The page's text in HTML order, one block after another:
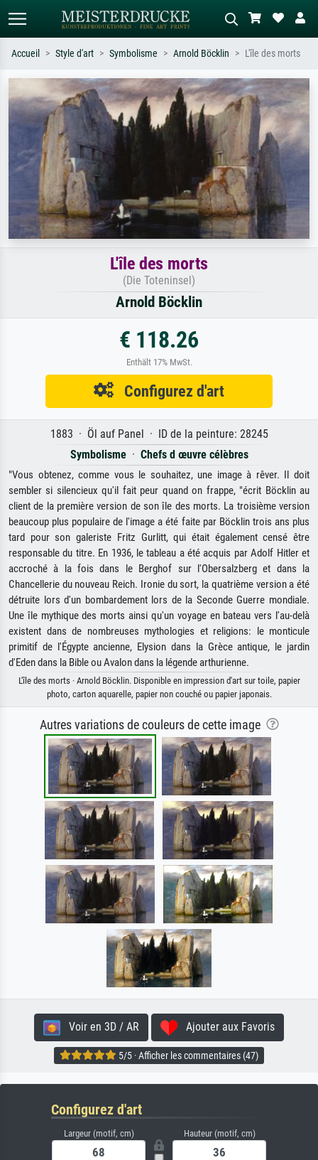
Recherche standard Recherche d'images IA
Recherchez par artiste, titre ou style –
ex. Monet, Nuit étoilée,
impressionnisme, vague de Hokusai,
nu.
Décrivez la scène – ex. prairie verte,
abstrait avec beaucoup de rouge,
tableau sombre, nu debout près d'un
arbre.
Accueil Style d'art Symbolisme Arnold Böcklin L'île des morts
L'île des morts
(Die Toteninsel)
Arnold Böcklin
€ 118.26
Enthält 17% MwSt.
Configurez d'art
1883 · Öl auf Panel · ID de la peinture: 28245
Symbolisme· Chefs d œuvre célèbres
"Vous obtenez, comme vous le souhaitez, une image à rêver. Il doit
sembler si silencieux qu'il fait peur quand on frappe, "écrit Böcklin au
client de la première version de son île des morts. La troisième version
beaucoup plus populaire de l'image a été faite par Böcklin trois ans plus
tard pour son galeriste Fritz Gurlitt, qui était également censé être
responsable du titre. En 1936, le tableau a été acquis par Adolf Hitler et
accroché à la fois dans le Berghof sur l'Obersalzberg et dans la
Chancellerie du nouveau Reich. Ironie du sort, la quatrième version a été
détruite lors d'un bombardement lors de la Seconde Guerre mondiale.
Une île mythique des morts ainsi qu'un voyage en bateau vers l'au-delà
existent dans de nombreuses mythologies et religions: le monticule
primitif de l'Égypte ancienne, Elysion dans la Grèce antique, le jardin
d'Eden dans la Bible ou Avalon dans la légende arthurienne.
L'île des morts · Arnold Böcklin. Disponible en impression d'art sur toile, papier
photo, carton aquarelle, papier non couché ou papier japonais.
Autres variations de couleurs de cette image
Voir en 3D / AR Ajouter aux Favoris
5/5 · Afficher les commentaires (47)
Configurez d'art
Largeur (motif, cm) Hauteur (motif, cm)